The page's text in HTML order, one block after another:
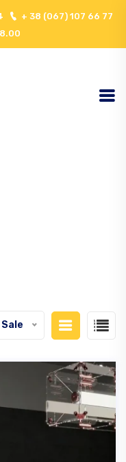
+ 38 (067) 107 66 77